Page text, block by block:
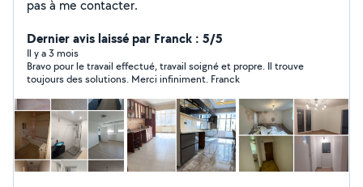
pas à me contacter.
Dernier avis laissé par Franck : 5/5
Il y a 3 mois
Bravo pour le travail effectué, travail soigné et propre. Il trouve
toujours des solutions. Merci infiniment. Franck